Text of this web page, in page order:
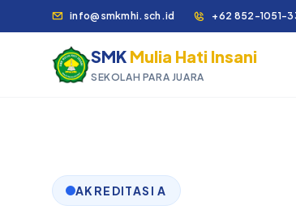
info@smkmhi.sch.id +62 852-1051-
SMK Mulia Hati Insani
SEKOLAH PARA JUARA
AKREDITASI A